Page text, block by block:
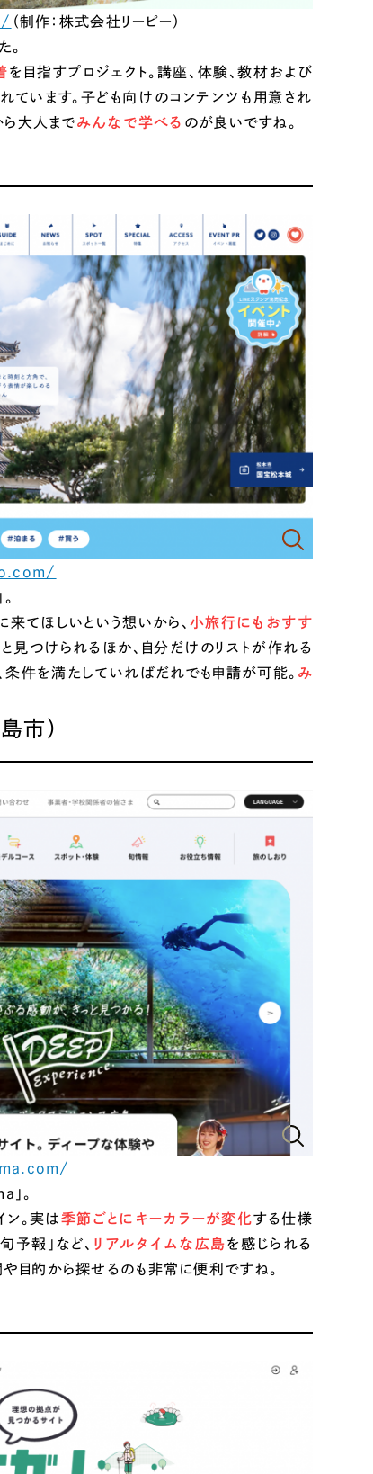
針
ブアクセシビリティ方針
ドへの
！
ンサルティング型」でのWebサイト制作を承ります。
（制作：株式会社リーピー）
。
を目指すプロジェクト。講座、体験、教材および
れています。子ども向けのコンテンツも用意され
ら大人までみんなで学べる のが良いですね。
てほしいという想いから、小旅行にもおすす
見つけられるほか、自分だけのリストが作れる
条件を満たしていればだれでも申請が可能。 み
市）
。
。実は季節ごとにキーカラーが変化する仕様
予報」など、 リアルタイムな広島を感じられる
目的から探せるのも非常に便利ですね。